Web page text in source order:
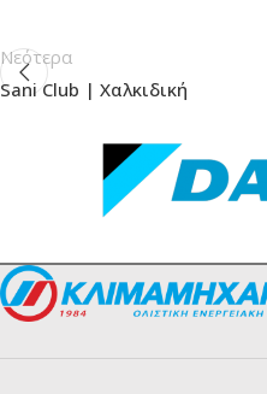
Νεότερα
Sani Club | Χαλκιδική